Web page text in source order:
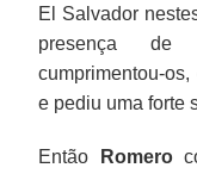
El Salvador
presença de
cumprimentou-
e pediu uma forte
Então Romero